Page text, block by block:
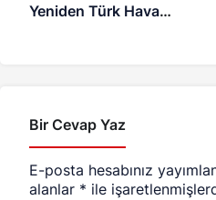
Yeniden Türk Hava
Bir Cevap Yaz
E-posta hesabınız
alanlar * ile